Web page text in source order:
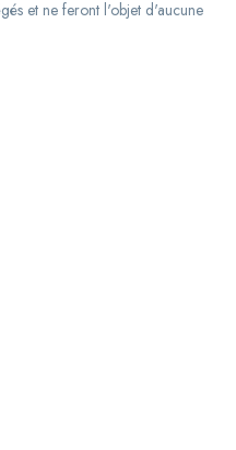
et ne feront l'objet d'aucune